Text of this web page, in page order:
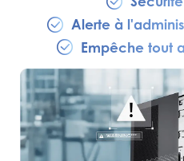
Alerte à
Empêche tout